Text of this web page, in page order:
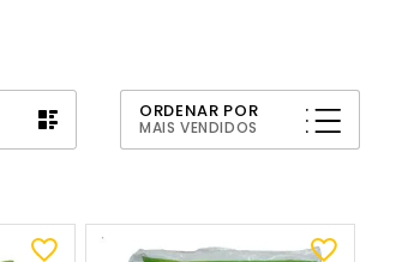
ORDENAR POR
MAIS VENDIDOS